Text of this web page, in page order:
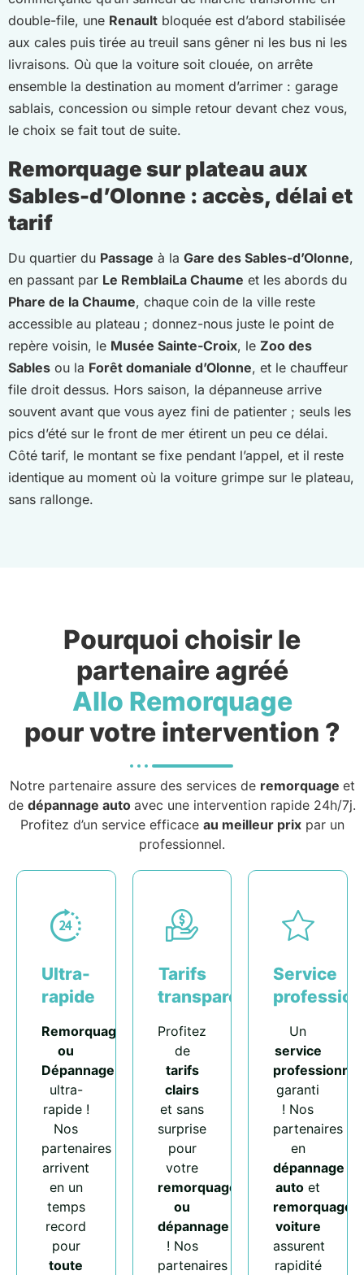
double-file, une Renault bloquée est d’abord stabilisée
aux cales puis tirée au treuil sans gêner ni les bus ni les
livraisons. Où que la voiture soit clouée, on arrête
ensemble la destination au moment d’arrimer : garage
sablais, concession ou simple retour devant chez vous,
le choix se fait tout de suite.
Remorquage sur plateau aux
Sables-d’Olonne : accès, délai et
tarif
Du quartier du Passage à la Gare des Sables-d’Olonne,
en passant par Le RemblaiLa Chaume et les abords du
Phare de la Chaume, chaque coin de la ville reste
accessible au plateau ; donnez-nous juste le point de
repère voisin, le Musée Sainte-Croix, le Zoo des
Sables ou la Forêt domaniale d’Olonne, et le chauffeur
file droit dessus. Hors saison, la dépanneuse arrive
souvent avant que vous ayez fini de patienter ; seuls les
pics d’été sur le front de mer étirent un peu ce délai.
Côté tarif, le montant se fixe pendant l’appel, et il reste
identique au moment où la voiture grimpe sur le plateau,
sans rallonge.
Pourquoi choisir le
partenaire agréé
Allo Remorquage
pour votre intervention ?
Notre partenaire assure des services de remorquage et
de dépannage auto avec une intervention rapide 24h/7j.
Profitez d’un service efficace au meilleur prixpar un
professionnel.
Ultra-
rapide
Remorquage
ou
Dépannage
ultra-
rapide !
Nos
partenaires
arrivent
en un
temps
record
pour
toute
Tarifs
transparents
Profitez
de
tarifs
clairs
et sans
surprise
pour
votre
remorquage
ou
dépannage
! Nos
partenaires
Service
Un
service
professionnel
garanti
! Nos
partenaires
en
dépannage
auto et
remorquage
voiture
assurent
rapidité